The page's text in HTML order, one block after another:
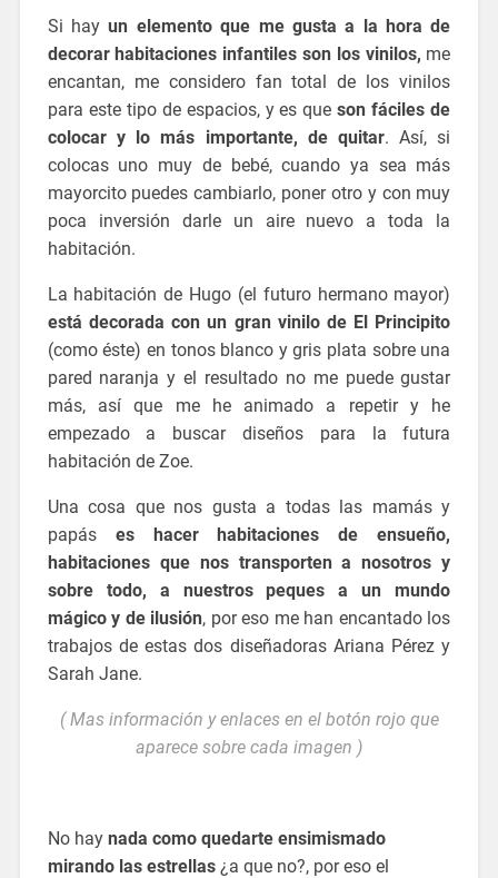
Si hayun elemento que me gusta a la hora de
decorar habitaciones infantiles son los vinilos, me
encantan, me considero fan total de los vinilos
para este tipo de espacios, y es queson fáciles de
colocar y lo más importante, de quitar. Así, si
colocas uno muy de bebé, cuando ya sea más
mayorcito puedes cambiarlo, poner otro y con muy
poca inversión darle un aire nuevo a toda la
habitación.
La habitación de Hugo (el futuro hermano mayor)
está decorada con un gran vinilo de El Principito
(como éste) en tonos blanco y gris plata sobre una
pared naranja y el resultado no me puede gustar
más, así que me he animado a repetir y he
empezado a buscar diseños para la futura
habitación de Zoe.
Una cosa que nos gusta a todas las mamás y
papás es hacer habitaciones de ensueño,
habitaciones que nos transporten a nosotros y
sobre todo, a nuestros peques a un mundo
mágico y de ilusión, por eso me han encantado los
trabajos de estas dos diseñadoras Ariana Pérez y
Sarah Jane.
( Mas información y enlaces en el botón rojo que
aparece sobre cada imagen )
No hay nada como quedarte ensimismado
mirando las estrellas¿a que no?, por eso el